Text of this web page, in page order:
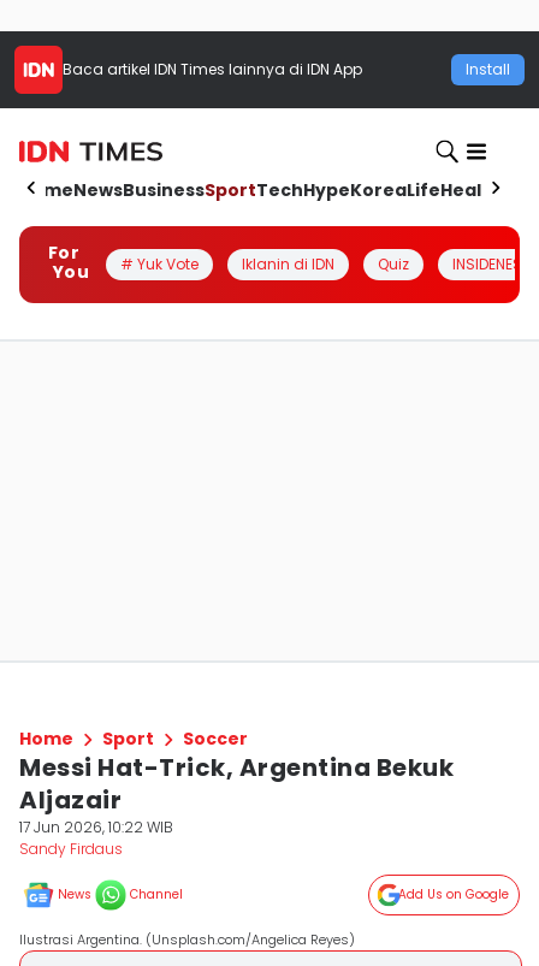
Baca artikel IDN Times lainnya di IDN App Install
HomeNewsBusinessSportTechHypeKoreaLifeHealth
For
You
# Yuk Vote Iklanin di IDN Quiz INSIDENESIA
Home Sport Soccer
Messi Hat-Trick, Argentina Bekuk
Aljazair
17 Jun 2026, 10:22 WIB
Sandy Firdaus
News Channel Add Us on Google
Ilustrasi Argentina. (Unsplash.com/Angelica Reyes)